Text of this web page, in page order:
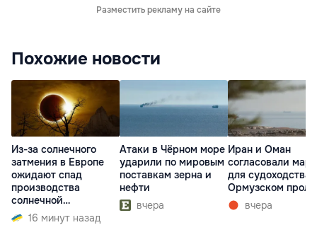
Разместить рекламу на сайте
Похожие новости
Из-за солнечного
затмения в Европе
ожидают спад
производства
солнечной
электроэнергии
16 минут назад
Атаки в Чёрном море
ударили по мировым
поставкам зерна и
нефти
вчера
Иран и Оман
согласовали
для судоходства
Ормузском
вчера